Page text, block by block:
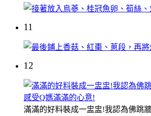
11
12
滿滿的好料裝成一盅盅!我認為佛跳